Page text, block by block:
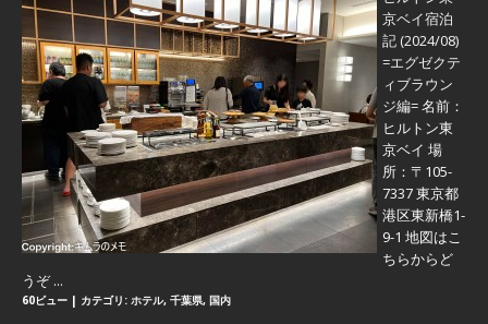
京ベイ宿泊
記 (2024/08)
=エグゼクテ
ィブラウン
ジ編=名前：
ヒルトン東
京ベイ 場
所：〒105-
7337 東京都
港区東新橋1-
9-1 地図はこ
ちらからど
うぞ ...
60ビュー | カテゴリ: ホテル, 千葉県, 国内